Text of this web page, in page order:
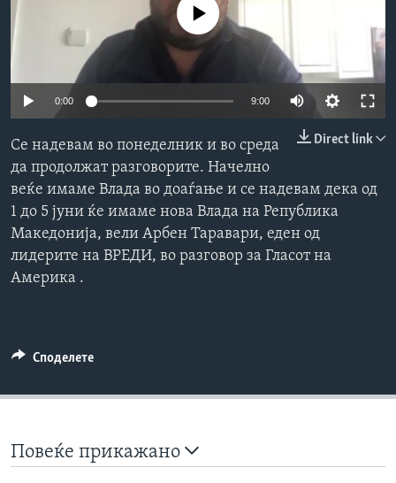
Јазици
No media source currently available
0:00 9:00
Direct link
Се надевам во понеделник и во среда
да продолжат разговорите. Начелно
веќе имаме Влада во доаѓање и се надевам дека од
1 до 5 јуни ќе имаме нова Влада на Република
Македонија, вели Арбен Таравари, еден од
лидерите на ВРЕДИ, во разговор за Гласот на
Америка .
Споделете
Повеќе прикажано